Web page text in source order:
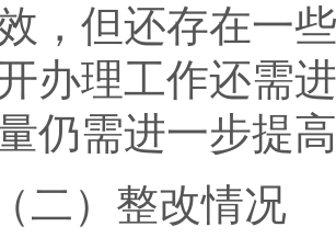
，但还存在一
办理工作还需
仍需进一步提
（二）整改情况